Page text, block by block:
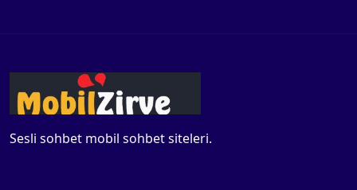
Sesli sohbet mobil sohbet siteleri.